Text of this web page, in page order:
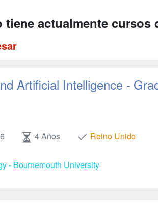
tiene actualmente
Artificial Intelligence -
4 Años Reino Unido
- Bournemouth University